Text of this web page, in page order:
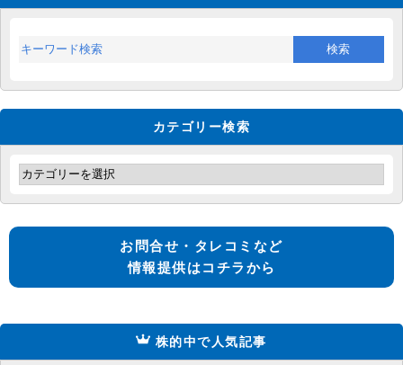
カテゴリー検索
お問合せ・タレコミなど
情報提供はコチラから
株的中で人気記事